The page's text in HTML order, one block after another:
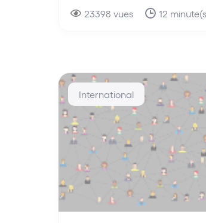
23398 vues 12
International